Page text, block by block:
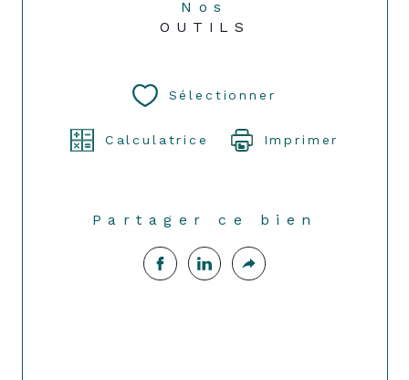
Nos
OUTILS
Sélectionner
Calculatrice Imprimer
Partager ce bien